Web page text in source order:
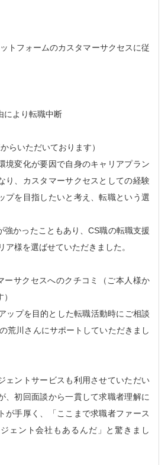
トフォームのカスタマーサクセスに従
により転職中断
らいただいております）
境変化が要因で自身のキャリアプラン
り、カスタマーサクセスとしての経験
プを目指したいと考え、転職という選
強かったこともあり、CS職の転職支援
ア様を選ばせていただきました。
ーサクセスへのクチコミ（ご本人様か
ップを目的とした転職活動時にご相談
荒川さんにサポートしていただきまし
ェントサービスも利用させていただい
、初回面談から一貫して求職者理解に
が手厚く、「ここまで求職者ファース
ェント会社もあるんだ」と驚きまし